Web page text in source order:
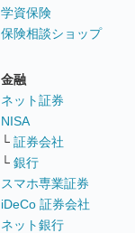
学資保険
保険相談ショップ
金融
ネット証券
NISA
└ 証券会社
└ 銀行
スマホ専業証券
iDeCo 証券会社
ネット銀行